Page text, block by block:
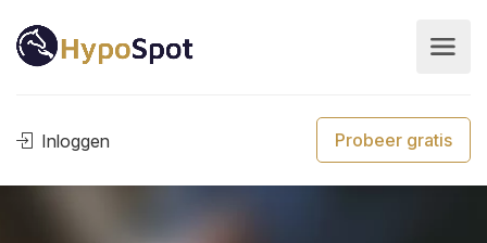
Inloggen Probeer gratis